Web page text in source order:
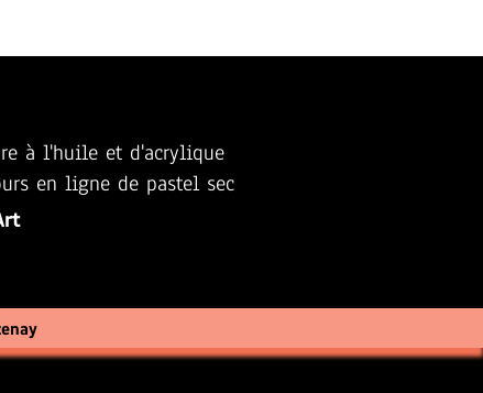
en ligne de pastel sec
à l'huile et d'acrylique